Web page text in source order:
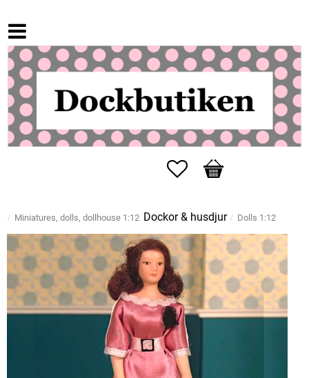
Favorites
Basket
Miniatures, dolls, dollhouse 1:12 Dockor & husdjur Dolls 1:12